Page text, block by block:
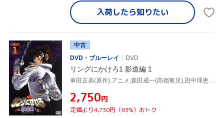
入荷したら知りたい
中古
DVD・ブルーレイ
DVD
リングにかけろ1 影道編 1
車田正美(原作),アニメ,森田成一(高嶺竜児),田中理恵(高嶺菊),荒木伸吾(キャラクターデザイン),姫野美智(キャラクターデザイン),井上栄作(キャラクターデザイン、総作画監督),上田益(音楽)
¥2,750円
定価より4,730円（63%）おトク